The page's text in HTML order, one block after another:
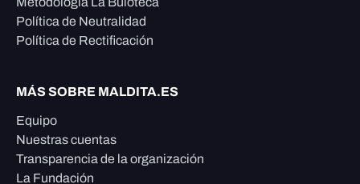
Política de Neutralidad
Política de Rectificación
MÁS SOBRE MALDITA.ES
Equipo
Nuestras cuentas
Transparencia de la organización
La Fundación